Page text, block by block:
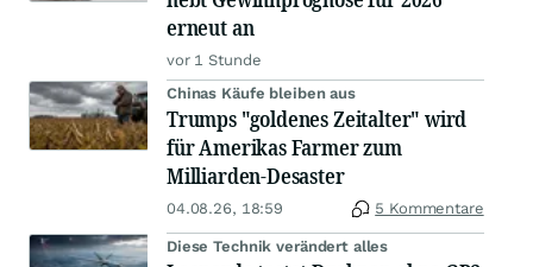
erneut an
vor 1 Stunde
Chinas Käufe bleiben aus
Trumps "goldenes Zeitalter" wird
für Amerikas Farmer zum
Milliarden-Desaster
04.08.26, 18:59 5 Kommentare
Diese Technik verändert alles